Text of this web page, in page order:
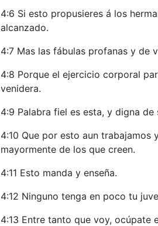
4:6 Si esto propusieres á los
alcanzado.
4:7 Mas las fábulas profanas y de
4:8 Porque el ejercicio corporal
venidera.
4:9 Palabra fiel es esta, y digna
4:10 Que por esto aun
mayormente de los que creen.
4:11 Esto manda y enseña.
4:12 Ninguno tenga en poco tu
4:13 Entre tanto que voy, ocúpate